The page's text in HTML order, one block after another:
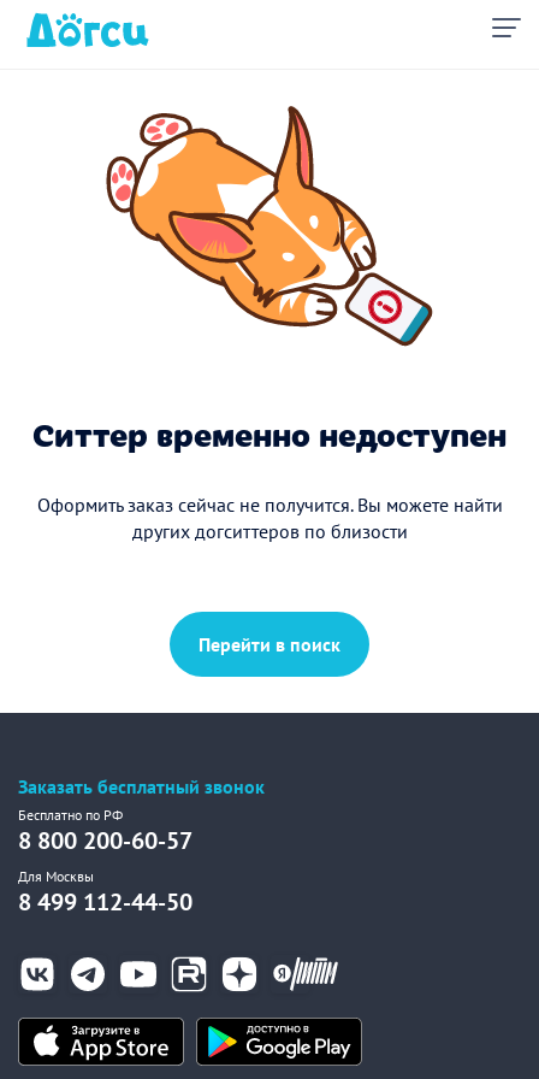
Ситтер временно недоступен
Оформить заказ сейчас не получится. Вы можете найти
других догситтеров по близости
Перейти в поиск
Заказать бесплатный звонок
Бесплатно по РФ
8 800 200-60-57
Для Москвы
8 499 112-44-50